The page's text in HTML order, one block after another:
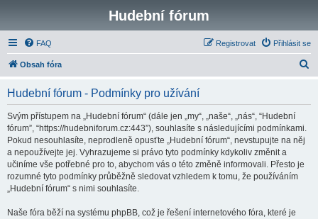
Hudební fórum
FAQ Přihlásit se
Registrovat
Obsah fóra
Hudební fórum - Podmínky pro užívání
Svým přístupem na „Hudební fórum“ (dále jen „my“, „naše“, „nás“, “Hudební
fórum”, “https://hudebniforum.cz:443”), souhlasíte s následujícími podmínkami.
Pokud nesouhlasíte, neprodleně opusťte „Hudební fórum“, nevstupujte na něj
a nepoužívejte jej. Vyhrazujeme si právo tyto podmínky kdykoliv změnit a
učiníme vše potřebné pro to, abychom vás o této změně informovali. Přesto je
rozumné tyto podmínky průběžně sledovat vzhledem k tomu, že používáním
„Hudební fórum“ s nimi souhlasíte.
Naše fóra běží na systému phpBB, což je řešení internetového fóra, které je